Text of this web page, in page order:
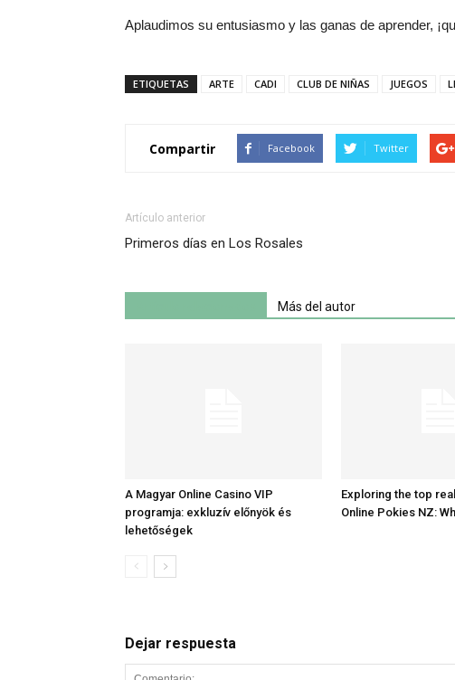
Aplaudimos su entusiasmo y las ganas de aprender,
ETIQUETAS ARTE CADI CLUB DE NIÑAS JUEGOS
Compartir Facebook Twitter
Artículo anterior
Primeros días en Los Rosales
Más del autor
A Magyar Online Casino VIP
programja: exkluzív előnyök és
lehetőségek
Exploring the top
Online Pokies NZ:
Dejar respuesta